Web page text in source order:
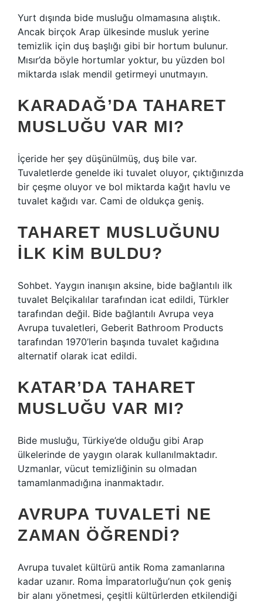
Yurt dışında bide musluğu olmamasına alıştık.
Ancak birçok Arap ülkesinde musluk yerine
temizlik için duş başlığı gibi bir hortum bulunur.
Mısır’da böyle hortumlar yoktur, bu yüzden bol
miktarda ıslak mendil getirmeyi unutmayın.
KARADAĞ’DA TAHARET
MUSLUĞU VAR MI?
İçeride her şey düşünülmüş, duş bile var.
Tuvaletlerde genelde iki tuvalet oluyor, çıktığınızda
bir çeşme oluyor ve bol miktarda kağıt havlu ve
tuvalet kağıdı var. Cami de oldukça geniş.
TAHARET MUSLUĞUNU
ILK KIM BULDU?
Sohbet. Yaygın inanışın aksine, bide bağlantılı ilk
tuvalet Belçikalılar tarafından icat edildi, Türkler
tarafından değil. Bide bağlantılı Avrupa veya
Avrupa tuvaletleri, Geberit Bathroom Products
tarafından 1970’lerin başında tuvalet kağıdına
alternatif olarak icat edildi.
KATAR’DA TAHARET
MUSLUĞU VAR MI?
Bide musluğu, Türkiye’de olduğu gibi Arap
ülkelerinde de yaygın olarak kullanılmaktadır.
Uzmanlar, vücut temizliğinin su olmadan
tamamlanmadığına inanmaktadır.
AVRUPA TUVALETI NE
ZAMAN ÖĞRENDI?
Avrupa tuvalet kültürü antik Roma zamanlarına
kadar uzanır. Roma İmparatorluğu’nun çok geniş
bir alanı yönetmesi, çeşitli kültürlerden etkilendiği